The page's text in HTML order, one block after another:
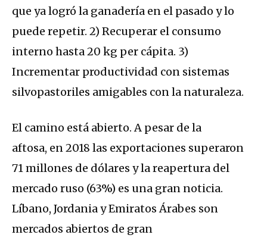
que ya logró la ganadería en el pasado y lo
puede repetir. 2) Recuperar el consumo
interno hasta 20 kg per cápita. 3)
Incrementar productividad con sistemas
silvopastoriles amigables con la naturaleza.
El camino está abierto. A pesar de la
aftosa, en 2018 las exportaciones superaron
71 millones de dólares y la reapertura del
mercado ruso (63%) es una gran noticia.
Líbano, Jordania y Emiratos Árabes son
mercados abiertos de gran